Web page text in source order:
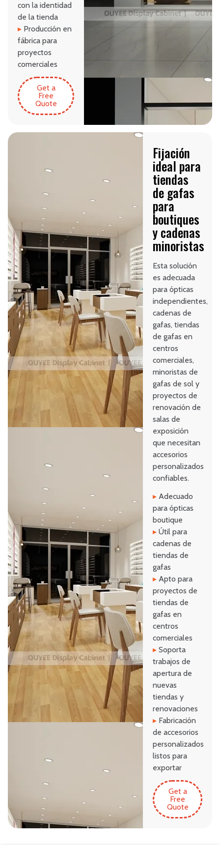
con la identidad
de la tienda
▸ Producción en
fábrica para
proyectos
comerciales
Get a
Free
Quote
Fijación
ideal para
tiendas
de gafas
para
boutiques
y cadenas
minoristas
Esta solución
es adecuada
para ópticas
independientes,
cadenas de
gafas, tiendas
de gafas en
centros
comerciales,
minoristas de
gafas de sol y
proyectos de
renovación de
salas de
exposición
que necesitan
accesorios
personalizados
confiables.
▸ Adecuado
para ópticas
boutique
▸ Útil para
cadenas de
tiendas de
gafas
▸ Apto para
proyectos de
tiendas de
gafas en
centros
comerciales
▸ Soporta
trabajos de
apertura de
nuevas
tiendas y
renovaciones
▸ Fabricación
de accesorios
personalizados
listos para
exportar
Get a
Free
Quote